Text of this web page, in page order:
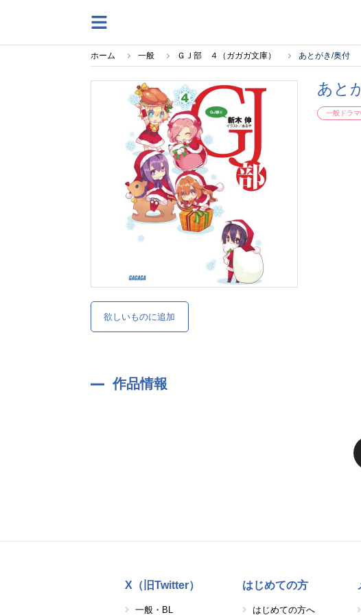
ホーム 一般 ＧＪ部 ４（ガガガ文庫） あとがき/奥付
欲しいものに追加
あと
一般ドラ
作品情報
X（旧Twitter）
一般・BL
はじめての方
はじめての方へ